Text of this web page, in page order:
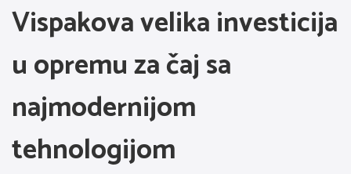
Vispakova velika investicija
u opremu za čaj sa
najmodernijom
tehnologijom